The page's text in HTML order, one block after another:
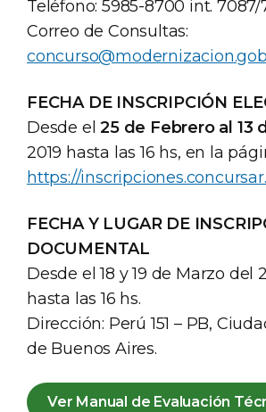
Teléfono: 5985-8700 int. 7087/
Correo de Consultas:
FECHA DE INSCRIPCIÓN
Desde el25 de Febrero al 13
2019 hasta las 16 hs, en la
https://
FECHA Y LUGAR DE
DOCUMENTAL
Desde el 18 y 19 de Marzo del
hasta las 16 hs.
Dirección: Perú 151 – PB,
de Buenos Aires.
Ver Manual de Evaluación